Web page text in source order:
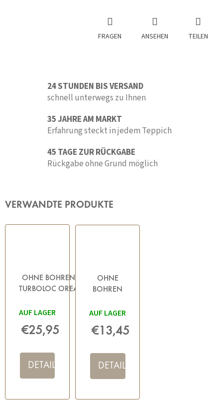
FRAGEN ANSEHEN TEILEN
24 STUNDEN BIS VERSAND
schnell unterwegs zu Ihnen
35 JAHRE AM MARKT
Erfahrung steckt in jedem Teppich
45 TAGE ZUR RÜCKGABE
Rückgabe ohne Grund möglich
VERWANDTE PRODUKTE
OHNE BOHREN
TURBOLOC OREA
HANDTUCHHALTER,
AUF LAGER
€25,95
DETAIL
OHNE
BOHREN
KLEBESATZ
FÜR CLASSIC
SCHWARZ
AUF LAGER
€13,45
DETAIL